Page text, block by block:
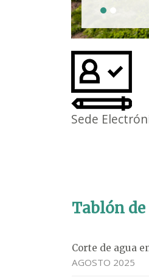
Sede
Tablón
Corte de agua
AGOSTO 2025